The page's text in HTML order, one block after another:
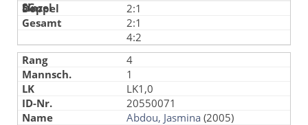
2:1
2:1
4:2
4
1
LK1,0
20550071
Abdou, Jasmina (2005)